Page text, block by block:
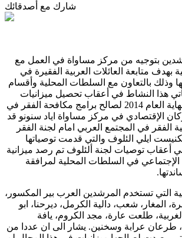
شارك مع أصدقائك
بتوجيه من مركز مساواة في العمل مع
بهدف متابعة العائلات العربية الفقيرة في
وذلك بالتعاون مع السلطات المحلية وأقسام
هذا النشاط في أعقاب تحصيل ميزانيات
حكومية رصدت في نهاية العام 2014 لصالح برامج مكافحة الفقر في
الإقتصادي في مركز مساواة اياد سنونو قد
2014 خاصية الفقر في المجتمع العربي امام لجنة الفقر
ايلي الئلوف والتي قدمت توصياتها
أعقاب توصيات لجنة ألئلوف تم رصد ميزانية
في السلطات المحلية لمرافقة
التي تستخدم المرشدين العرب بير المكسور،
المغار، شعب، دالية الكرمل، ديرحنا، ابو
طلعت عارة، مجد الكروم، يافة
طرعان عرابة وسخنين. يشار الى ان عددا من